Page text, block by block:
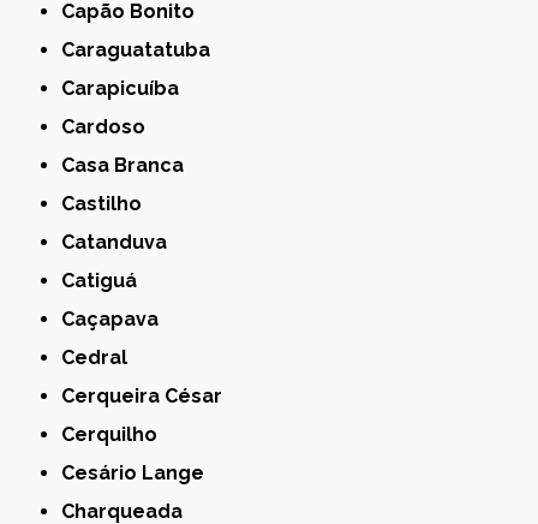
Capão Bonito
Caraguatatuba
Carapicuíba
Cardoso
Casa Branca
Castilho
Catanduva
Catiguá
Caçapava
Cedral
Cerqueira César
Cerquilho
Cesário Lange
Charqueada